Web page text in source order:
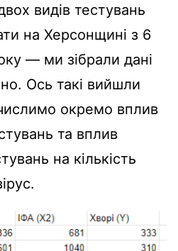
видів тестувань
на Херсонщині з 6
— ми зібрали дані
Ось такі вийшли
окремо вплив
та вплив
на кількість